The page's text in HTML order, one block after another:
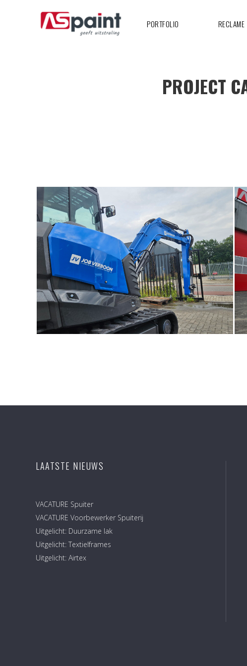
PORTFOLIO RECLAME
PROJECT
LAATSTE NIEUWS
VACATURE Spuiter
VACATURE Voorbewerker Spuiterij
Uitgelicht: Duurzame lak
Uitgelicht: Textielframes
Uitgelicht: Airtex